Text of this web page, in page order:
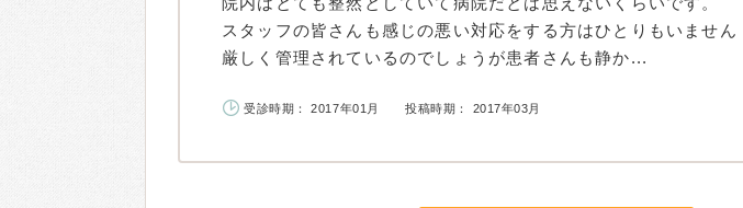
スタッフの皆さんも感じの悪い対応をする方はひとりもいません
厳しく管理されているのでしょうが患者さんも静か...
受診時期： 2017年01月 投稿時期： 2017年03月